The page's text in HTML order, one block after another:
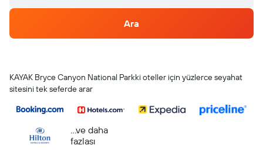
Ara
KAYAK Bryce Canyon National Parkki oteller için yüzlerce seyahat
sitesini tek seferde arar
...ve daha
fazlası